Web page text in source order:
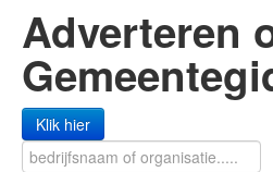
Adverteren
Klik hier